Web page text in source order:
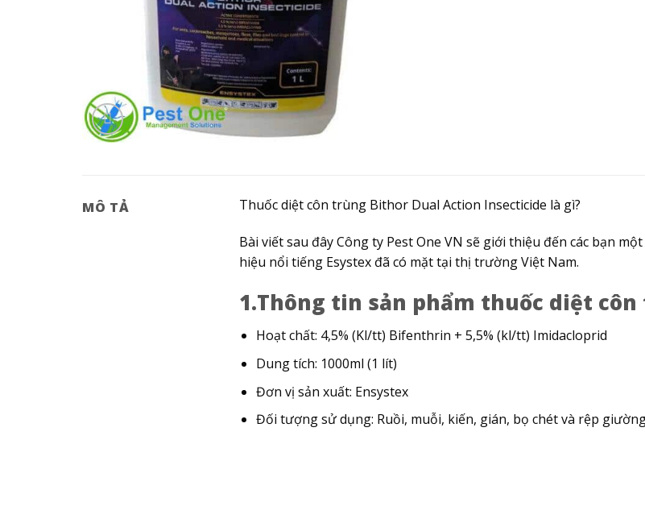
MÔ TẢ Thuốc diệt côn trùng Bithor Dual Action Insecticide là gì?
Bài viết sau đây Công ty Pest One VN sẽ giới thiệu đến các bạn
hiệu nổi tiếng Esystex đã có mặt tại thị trường Việt Nam.
1.Thông tin sản phẩm thuốc diệt
Hoạt chất: 4,5% (Kl/tt) Bifenthrin + 5,5% (kl/tt) Imidacloprid
Dung tích: 1000ml (1 lít)
Đơn vị sản xuất: Ensystex
Đối tượng sử dụng: Ruồi, muỗi, kiến, gián, bọ chét và rệp